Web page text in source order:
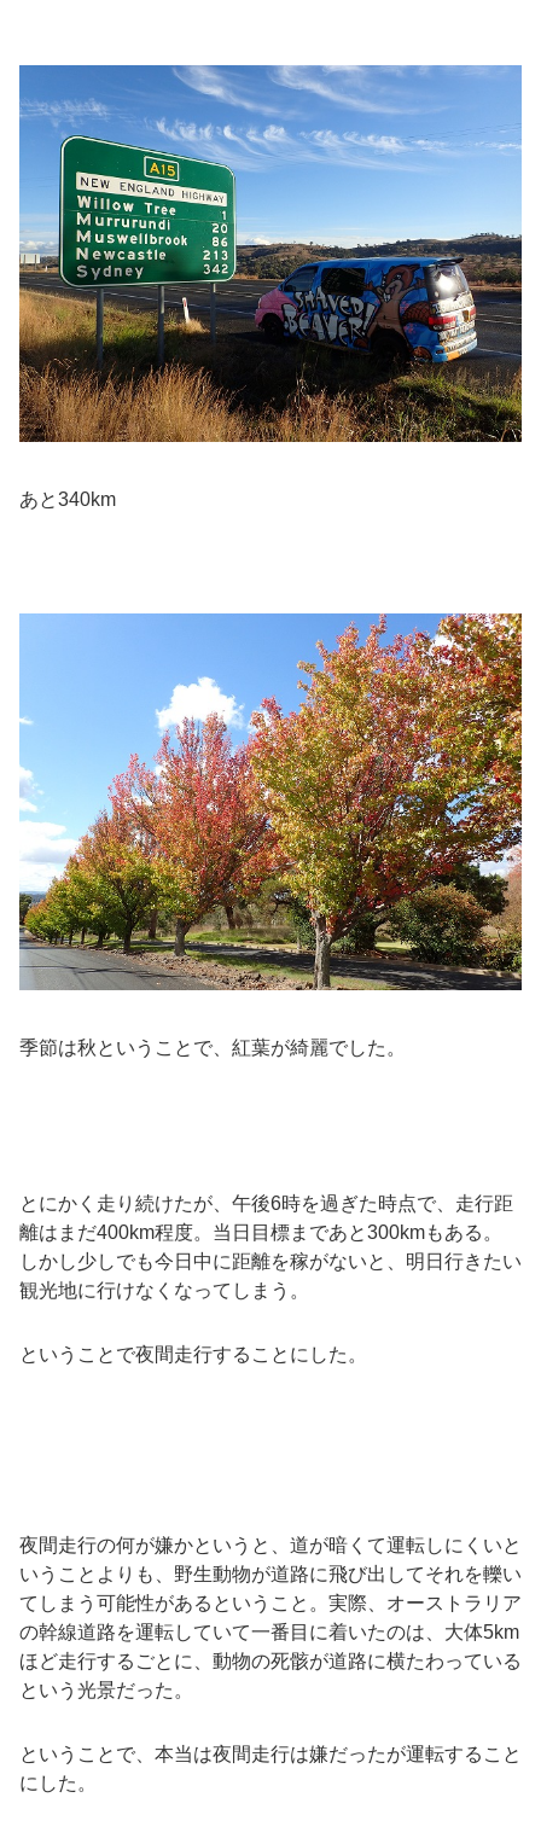
あと340km
季節は秋ということで、紅葉が綺麗でした。
とにかく走り続けたが、午後6時を過ぎた時点で、走行距
離はまだ400km程度。当日目標まであと300kmもある。
しかし少しでも今日中に距離を稼がないと、明日行きたい
観光地に行けなくなってしまう。
ということで夜間走行することにした。
夜間走行の何が嫌かというと、道が暗くて運転しにくいと
いうことよりも、野生動物が道路に飛び出してそれを轢い
てしまう可能性があるということ。実際、オーストラリア
の幹線道路を運転していて一番目に着いたのは、大体5km
ほど走行するごとに、動物の死骸が道路に横たわっている
という光景だった。
ということで、本当は夜間走行は嫌だったが運転すること
にした。